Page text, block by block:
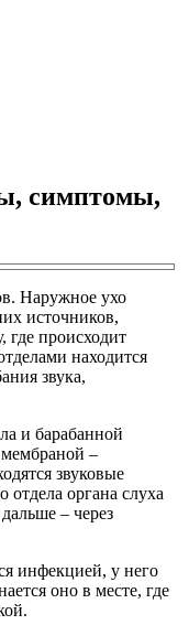
симптомы,
Наружное ухо
источников,
где происходит
находится
звука,
и барабанной
–
звуковые
отдела органа слуха
– через
инфекцией, у него
оно в месте, где